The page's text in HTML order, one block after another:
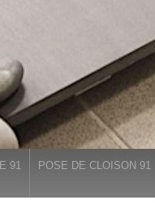
91 POSE DE CLOISON 91